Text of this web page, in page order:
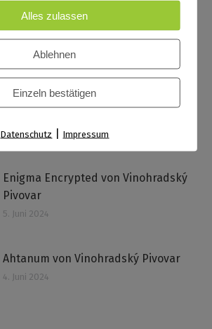
Pale Ale von Sierra Nevada
London Calling von Vinohradský
7. Juni 2024
Enigma Encrypted von Vinohradský
Pivovar
5. Juni 2024
Ahtanum von Vinohradský Pivovar
4. Juni 2024
Alles zulassen
Ablehnen
Einzeln bestätigen
Datenschutz | Impressum